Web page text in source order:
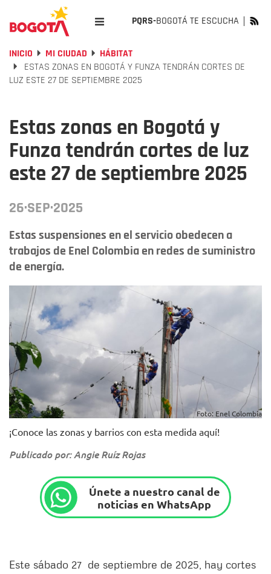
PQRS-BOGOTÁ TE ESCUCHA
INICIO MI CIUDAD
HÁBITAT
ESTAS ZONAS EN BOGOTÁ Y FUNZA TENDRÁN CORTES DE
LUZ ESTE 27 DE SEPTIEMBRE 2025
Estas zonas en Bogotá y
Funza tendrán cortes de luz
este 27 de septiembre 2025
26·SEP·2025
Estas suspensiones en el servicio obedecen a
trabajos de Enel Colombia en redes de suministro
de energía.
Foto: Enel Colombia
¡Conoce las zonas y barrios con esta medida aquí!
Publicado por: Angie Ruíz Rojas
Únete a nuestro canal de
noticias en WhatsApp
Este sábado 27 de septiembre de 2025, hay cortes